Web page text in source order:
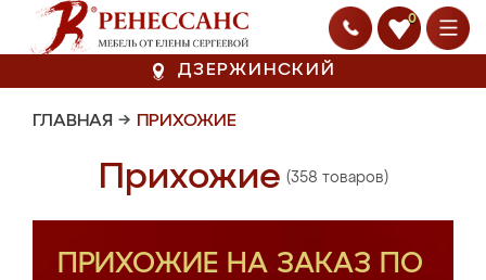
0
ДЗЕРЖИНСКИЙ
ГЛАВНАЯ → ПРИХОЖИЕ
Прихожие (358 товаров)
ПРИХОЖИЕ НА ЗАКАЗ ПО